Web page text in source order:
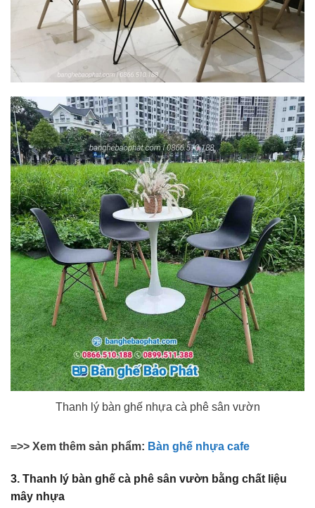
Thanh lý bàn ghế nhựa cà phê sân vườn
=>> Xem thêm sản phẩm: Bàn ghế nhựa cafe
3. Thanh lý bàn ghế cà phê sân vườn bằng chất liệu
mây nhựa